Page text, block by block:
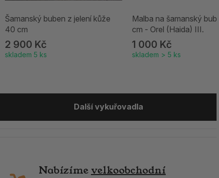
Šamanský buben z jelení kůže
40 cm
2 900 Kč
skladem 5 ks
Malba na šamanský
cm - Orel (Haida) III.
1 000 Kč
skladem > 5 ks
Další vykuřovadla
Nabízíme velkoobchodní